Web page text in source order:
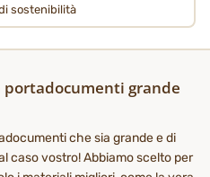
sostenibilità
portadocumenti grande
che sia grande e di
caso vostro! Abbiamo scelto per